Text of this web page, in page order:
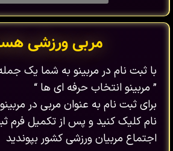
مربی ورزشی
با ثبت نام در مربینو به شما یک
” مربینو انتخاب حرفه ای ها “
برای ثبت نام به عنوان مربی در
نام کلیک کنید و پس از تکمیل فرم
اجتماع مربیان ورزشی کشور بپوندید